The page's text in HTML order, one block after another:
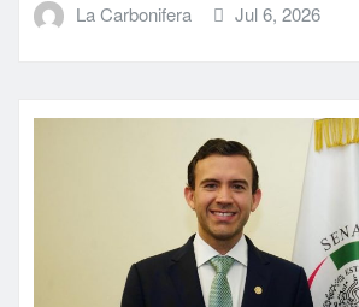
La Carbonifera Jul 6, 2026